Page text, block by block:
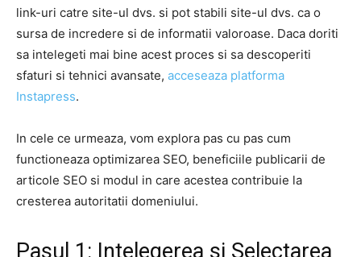
link-uri catre site-ul dvs. si pot stabili site-ul dvs. ca o
sursa de incredere si de informatii valoroase. Daca doriti
sa intelegeti mai bine acest proces si sa descoperiti
sfaturi si tehnici avansate, acceseaza platforma
Instapress.
In cele ce urmeaza, vom explora pas cu pas cum
functioneaza optimizarea SEO, beneficiile publicarii de
articole SEO si modul in care acestea contribuie la
cresterea autoritatii domeniului.
Pasul 1: Intelegerea si Selectarea